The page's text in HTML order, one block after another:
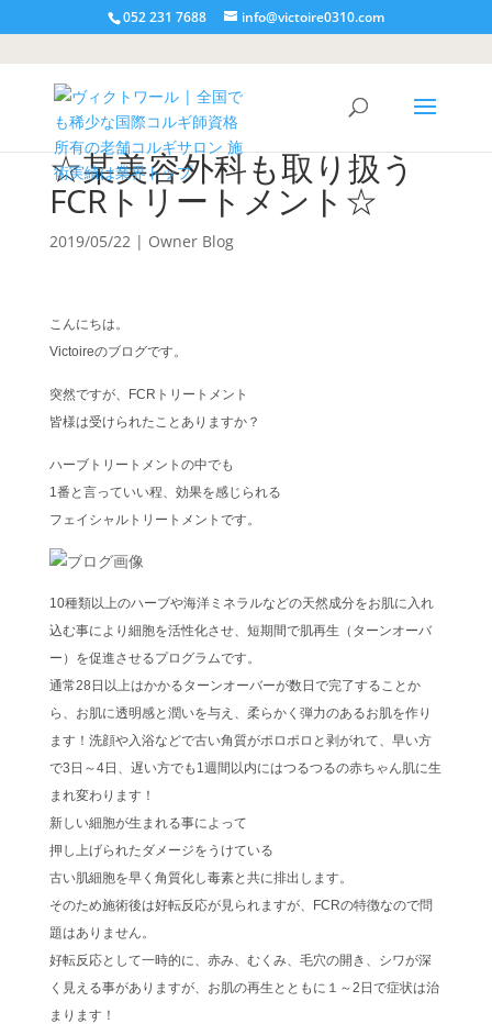
052 231 7688 info@victoire0310.com
☆某美容外科も取り扱う
FCRトリートメント☆
2019/05/22| Owner Blog
こんにちは。
Victoireのブログです。
突然ですが、FCRトリートメント
皆様は受けられたことありますか？
ハーブトリートメントの中でも
1番と言っていい程、効果を感じられる
フェイシャルトリートメントです。
10種類以上のハーブや海洋ミネラルなどの天然成分をお肌に入れ
込む事により細胞を活性化させ、短期間で肌再生（ターンオーバ
ー）を促進させるプログラムです。
通常28日以上はかかるターンオーバーが数日で完了することか
ら、お肌に透明感と潤いを与え、柔らかく弾力のあるお肌を作り
ます！洗顔や入浴などで古い角質がポロポロと剥がれて、早い方
で3日～4日、遅い方でも1週間以内にはつるつるの赤ちゃん肌に生
まれ変わります！
新しい細胞が生まれる事によって
押し上げられたダメージをうけている
古い肌細胞を早く角質化し毒素と共に排出します。
そのため施術後は好転反応が見られますが、FCRの特徴なので問
題はありません。
好転反応として一時的に、赤み、むくみ、毛穴の開き、シワが深
く見える事がありますが、お肌の再生とともに１～2日で症状は治
まります！